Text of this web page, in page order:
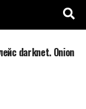
darknet. Onion